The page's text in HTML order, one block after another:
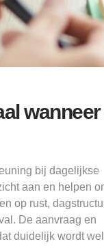
bij dagelijkse
aan en helpen
op rust,
De aanvraag en
duidelijk wordt